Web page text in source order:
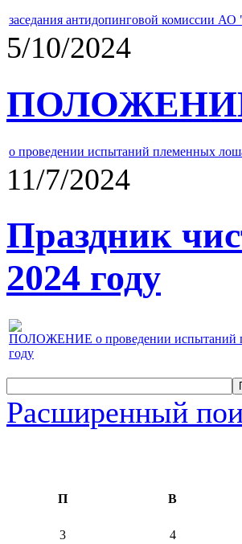
заседания антидопинговой комиссии
5/10/2024
о проведении испытаний племенных
11/7/2024
Праздник
2024 году
ПОЛОЖЕНИЕ о проведении испытаний
году
Расширенный
П В
3 4